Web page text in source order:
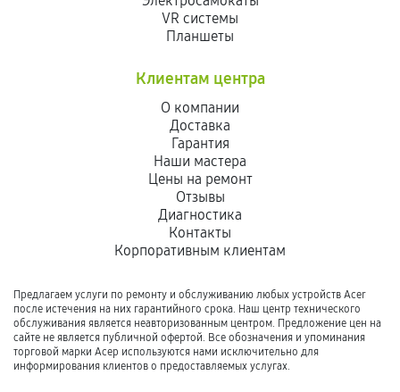
VR системы
Планшеты
Клиентам центра
О компании
Доставка
Гарантия
Наши мастера
Цены на ремонт
Отзывы
Диагностика
Контакты
Корпоративным клиентам
Предлагаем услуги по ремонту и обслуживанию любых устройств Acer
после истечения на них гарантийного срока. Наш центр технического
обслуживания является неавторизованным центром. Предложение цен на
сайте не является публичной офертой. Все обозначения и упоминания
торговой марки Асер используются нами исключительно для
информирования клиентов о предоставляемых услугах.